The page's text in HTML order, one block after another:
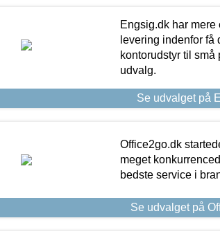
Engsig.dk har
levering indenfor
kontorudstyr til små
udvalg.
Se udvalget på
Office2go.dk
meget
bedste service i
Se udvalget på